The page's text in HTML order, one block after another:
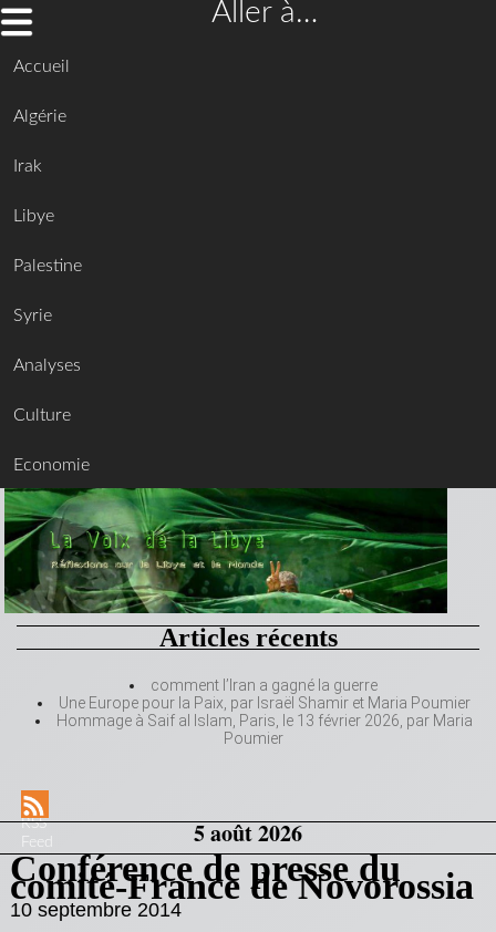
Aller à…
Accueil
Algérie
Irak
Libye
Palestine
Syrie
Analyses
Culture
Economie
Articles récents
comment l’Iran a gagné la guerre
Une Europe pour la Paix, par Israël Shamir et Maria Poumier
Hommage à Saif al Islam, Paris, le 13 février 2026, par Maria
Poumier
RSS
Feed
5 août 2026
Conférence de presse du
comité-France de Novorossia
10 septembre 2014